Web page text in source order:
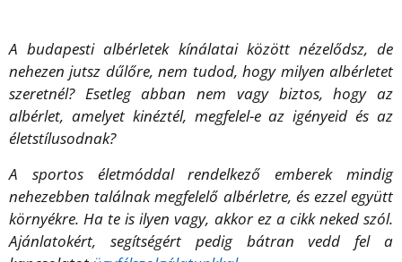
A budapesti albérletek kínálatai között nézelődsz, de
nehezen jutsz dűlőre, nem tudod, hogy milyen albérletet
szeretnél? Esetleg abban nem vagy biztos, hogy az
albérlet, amelyet kinéztél, megfelel-e az igényeid és az
életstílusodnak?
A sportos életmóddal rendelkező emberek mindig
nehezebben találnak megfelelő albérletre, és ezzel együtt
környékre. Ha te is ilyen vagy, akkor ez a cikk neked szól.
Ajánlatokért, segítségért pedig bátran vedd fel a